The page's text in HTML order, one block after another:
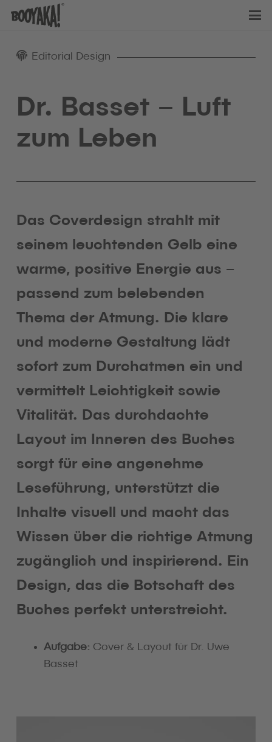
Editorial Design
Dr. Basset – Luft
zum Leben
Das Coverdesign strahlt mit
seinem leuchtenden Gelb eine
warme, positive Energie aus –
passend zum belebenden
Thema der Atmung. Die klare
und moderne Gestaltung lädt
sofort zum Durchatmen ein und
vermittelt Leichtigkeit sowie
Vitalität. Das durchdachte
Layout im Inneren des Buches
sorgt für eine angenehme
Leseführung, unterstützt die
Inhalte visuell und macht das
Wissen über die richtige Atmung
zugänglich und inspirierend. Ein
Design, das die Botschaft des
Buches perfekt unterstreicht.
Aufgabe: Cover & Layout für Dr. Uwe
Basset